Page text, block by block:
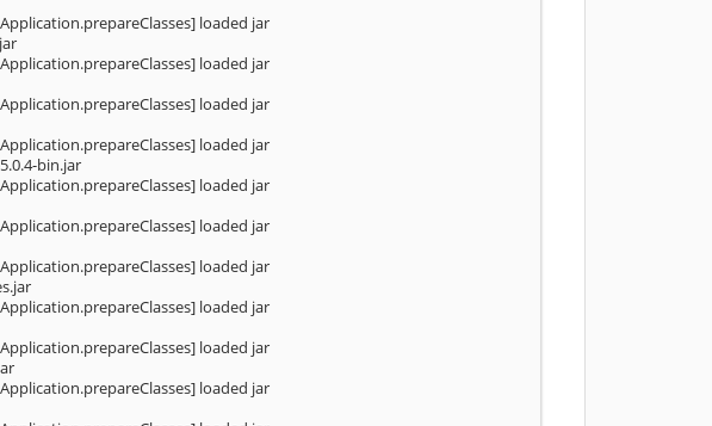
loaded jar
loaded jar
loaded jar
loaded jar
bin.jar
loaded jar
loaded jar
loaded jar
loaded jar
loaded jar
loaded jar